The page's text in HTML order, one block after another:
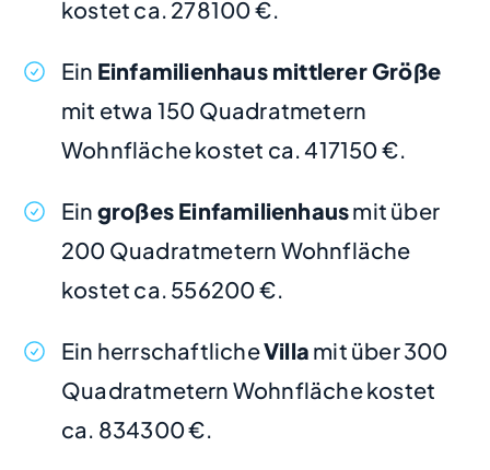
kostet ca. 278100 €.
Ein Einfamilienhaus mittlerer Größe
mit etwa 150 Quadratmetern
Wohnfläche kostet ca. 417150 €.
Ein großes Einfamilienhausmit über
200 Quadratmetern Wohnfläche
kostet ca. 556200 €.
Ein herrschaftlicheVilla mit über 300
Quadratmetern Wohnfläche kostet
ca. 834300 €.